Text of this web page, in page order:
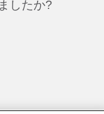
したか?